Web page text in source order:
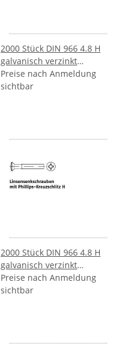
2000 Stück DIN 966 4.8 H
galvanisch verzinkt
Linsenkopfschrauben mit
Phillips Kreuzschlitz H
Preise nach Anmeldung
sichtbar
2000 Stück DIN 966 4.8 H
galvanisch verzinkt
Linsenkopfschrauben mit
Phillips Kreuzschlitz H M4x6
Preise nach Anmeldung
sichtbar